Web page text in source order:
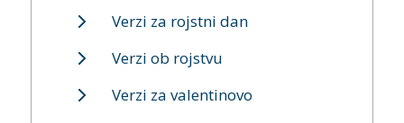
Verzi za rojstni dan
Verzi ob rojstvu
Verzi za valentinovo